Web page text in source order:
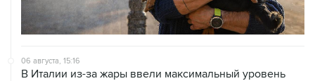
06 августа, 15:16
В Италии из-за жары ввели максимальный уровень